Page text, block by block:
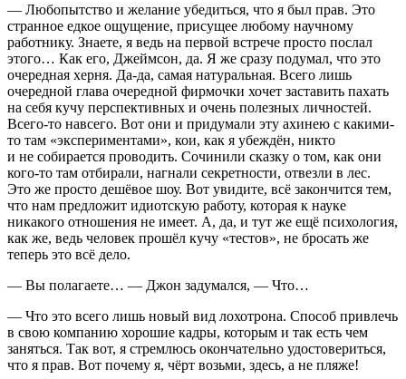
— Любопытство и желание убедиться, что я был прав. Это
странное едкое ощущение, присущее любому научному
работнику. Знаете, я ведь на первой встрече просто послал
этого… Как его, Джеймсон, да. Я же сразу подумал, что это
очередная херня. Да-да, самая натуральная. Всего лишь
очередной глава очередной фирмочки хочет заставить пахать
на себя кучу перспективных и очень полезных личностей.
Всего-то навсего. Вот они и придумали эту ахинею с какими-
то там «экспериментами», кои, как я убеждён, никто
и не собирается проводить. Сочинили сказку о том, как они
кого-то там отбирали, нагнали секретности, отвезли в лес.
Это же просто дешёвое шоу. Вот увидите, всё закончится тем,
что нам предложит идиотскую работу, которая к науке
никакого отношения не имеет. А, да, и тут же ещё психология,
как же, ведь человек прошёл кучу «тестов», не бросать же
теперь это всё дело.
— Вы полагаете… — Джон задумался, — Что…
— Что это всего лишь новый вид лохотрона. Способ привлечь
в свою компанию хорошие кадры, которым и так есть чем
заняться. Так вот, я стремлюсь окончательно удостовериться,
что я прав. Вот почему я, чёрт возьми, здесь, а не пляже!